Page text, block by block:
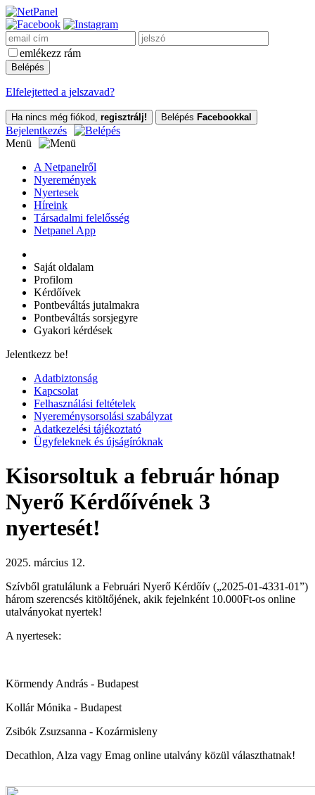
emlékezz rám
Elfelejtetted a jelszavad?
Ha nincs még fiókod, regisztrálj! Belépés Facebookkal
Bejelentkezés
Menü
A Netpanelről
Nyeremények
Nyertesek
Híreink
Társadalmi felelősség
Netpanel App
Saját oldalam
Profilom
Kérdőívek
Pontbeváltás jutalmakra
Pontbeváltás sorsjegyre
Gyakori kérdések
Jelentkezz be!
Adatbiztonság
Kapcsolat
Felhasználási feltételek
Nyereménysorsolási szabályzat
Adatkezelési tájékoztató
Ügyfeleknek és újságíróknak
Kisorsoltuk a február hónap
Nyerő Kérdőívének 3
nyertesét!
2025. március 12.
Szívből gratulálunk a Februári Nyerő Kérdőív („2025-01-4331-01”)
három szerencsés kitöltőjének, akik fejelnként 10.000Ft-os online
utalványokat nyertek!
A nyertesek:
Körmendy András - Budapest
Kollár Mónika - Budapest
Zsibók Zsuzsanna - Kozármisleny
Decathlon, Alza vagy Emag online utalvány közül választhatnak!